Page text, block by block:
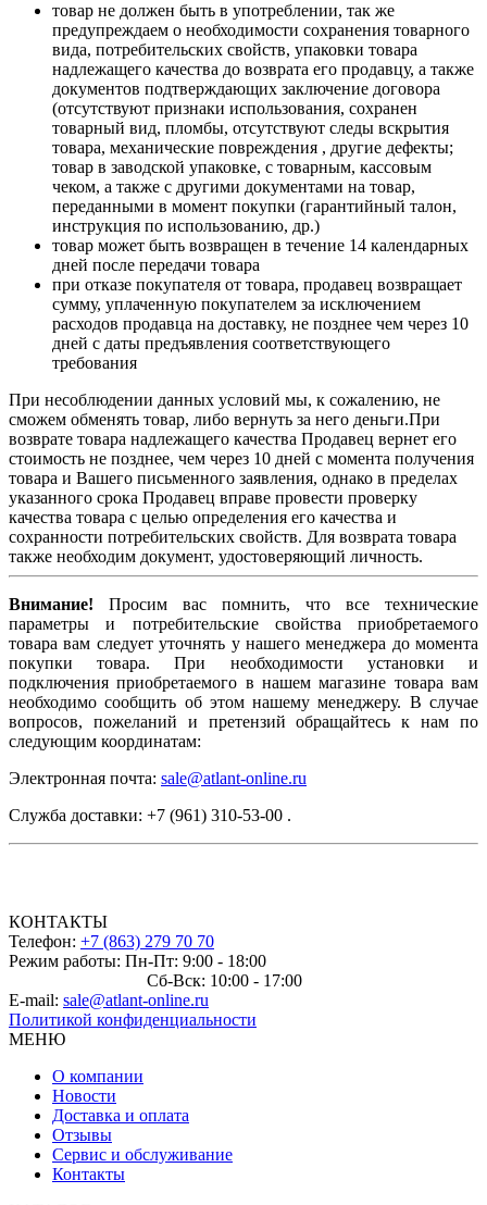
товар не должен быть в употреблении, так же
предупреждаем о необходимости сохранения товарного
вида, потребительских свойств, упаковки товара
надлежащего качества до возврата его продавцу, а также
документов подтверждающих заключение договора
(отсутствуют признаки использования, сохранен
товарный вид, пломбы, отсутствуют следы вскрытия
товара, механические повреждения , другие дефекты;
товар в заводской упаковке, с товарным, кассовым
чеком, а также с другими документами на товар,
переданными в момент покупки (гарантийный талон,
инструкция по использованию, др.)
товар может быть возвращен в течение 14 календарных
дней после передачи товара
при отказе покупателя от товара, продавец возвращает
сумму, уплаченную покупателем за исключением
расходов продавца на доставку, не позднее чем через 10
дней с даты предъявления соответствующего
требования
При несоблюдении данных условий мы, к сожалению, не
сможем обменять товар, либо вернуть за него деньги.При
возврате товара надлежащего качества Продавец вернет его
стоимость не позднее, чем через 10 дней с момента получения
товара и Вашего письменного заявления, однако в пределах
указанного срока Продавец вправе провести проверку
качества товара с целью определения его качества и
сохранности потребительских свойств. Для возврата товара
также необходим документ, удостоверяющий личность.
Внимание! Просим вас помнить, что все технические
параметры и потребительские свойства приобретаемого
товара вам следует уточнять у нашего менеджера до момента
покупки товара. При необходимости установки и
подключения приобретаемого в нашем магазине товара вам
необходимо сообщить об этом нашему менеджеру. В случае
вопросов, пожеланий и претензий обращайтесь к нам по
следующим координатам:
Электронная почта: sale@atlant-online.ru
Служба доставки: +7 (961) 310-53-00 .
КОНТАКТЫ
Телефон: +7 (863) 279 70 70
Режим работы: Пн-Пт: 9:00 - 18:00
Сб-Вск: 10:00 - 17:00
E-mail: sale@atlant-online.ru
Политикой конфиденциальности
МЕНЮ
О компании
Новости
Доставка и оплата
Отзывы
Сервис и обслуживание
Контакты